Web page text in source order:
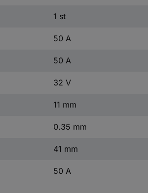
1 st
50 A
50 A
32 V
11 mm
0.35 mm
41 mm
50 A